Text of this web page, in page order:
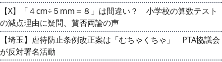
【X】「４cm÷５mm＝８」は間違い？ 小学校の算数テスト
の減点理由に疑問、賛否両論の声
【埼玉】虐待防止条例改正案は「むちゃくちゃ」 PTA協議会
が反対署名活動